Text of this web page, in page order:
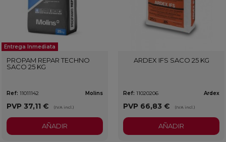
Entrega Inmediata
PROPAM REPAR TECHNO
SACO 25 KG
Ref: 11011142 Molins
PVP 37,11 € (IVA incl.)
AÑADIR
ARDEX IFS SACO 25 KG
Ref: 11020206 Ardex
PVP 66,83 € (IVA incl.)
AÑADIR